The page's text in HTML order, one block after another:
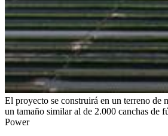
El proyecto se construirá en un terreno de
un tamaño similar al de 2.000 canchas de
Power